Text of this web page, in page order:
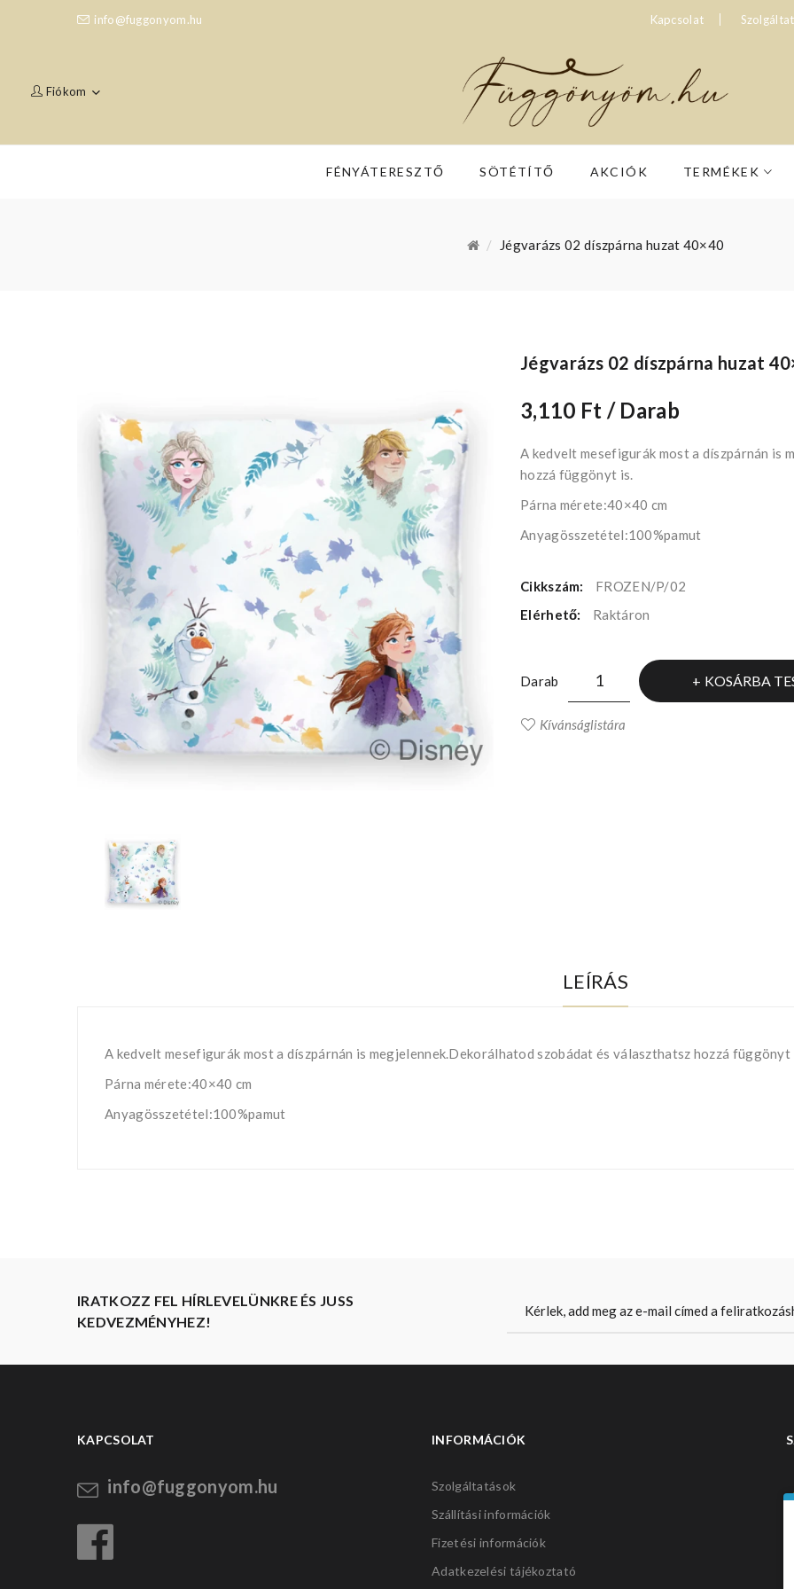
info@fuggonyom.hu Kapcsolat
Fiókom
FÉNYÁTERESZTŐ SÖTÉTÍTŐ AKCIÓK TERMÉKEK
Jégvarázs 02 díszpárna huzat 40×40
Jégvarázs 02 díszpárna huzat
3,110 Ft / Darab
A kedvelt mesefigurák most a díszpárnán is
hozzá függönyt is.
Párna mérete:40×40 cm
Anyagösszetétel:100%pamut
Cikkszám:
FROZEN/P/02
Elérhető:
Raktáron
Darab KOSÁRBA
Kívánságlistára
LEÍRÁS
A kedvelt mesefigurák most a díszpárnán is megjelennek.Dekorálhatod szobádat és választhatsz hozzá függönyt
Párna mérete:40×40 cm
Anyagösszetétel:100%pamut
IRATKOZZ FEL HÍRLEVELÜNKRE ÉS JUSS
KEDVEZMÉNYHEZ!
KAPCSOLAT
info@fuggonyom.hu
INFORMÁCIÓK
Szolgáltatások
Szállítási információk
Fizetési információk
Adatkezelési tájékoztató